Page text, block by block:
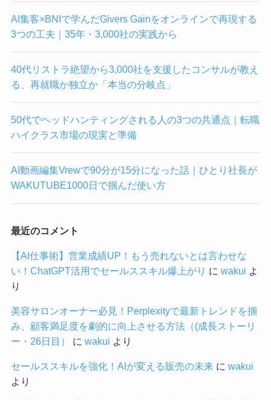
AI集客×BNIで学んだGivers Gainをオンラインで再現する
3つの工夫｜35年・3,000社の実践から
40代リストラ絶望から3,000社を支援したコンサルが教え
る、再就職か独立か「本当の分岐点」
50代でヘッドハンティングされる人の3つの共通点｜転職
ハイクラス市場の現実と準備
AI動画編集Vrewで90分が15分になった話｜ひとり社長が
WAKUTUBE1000日で掴んだ使い方
最近のコメント
【AI仕事術】営業成績UP！もう売れないとは言わせな
い！ChatGPT活用でセールススキル爆上がり に wakui よ
り
美容サロンオーナー必見！Perplexityで最新トレンドを掴
み、顧客満足度を劇的に向上させる方法（(成長ストーリ
ー・26日目）
に wakui より
セールススキルを強化！AIが変える販売の未来に wakui
より